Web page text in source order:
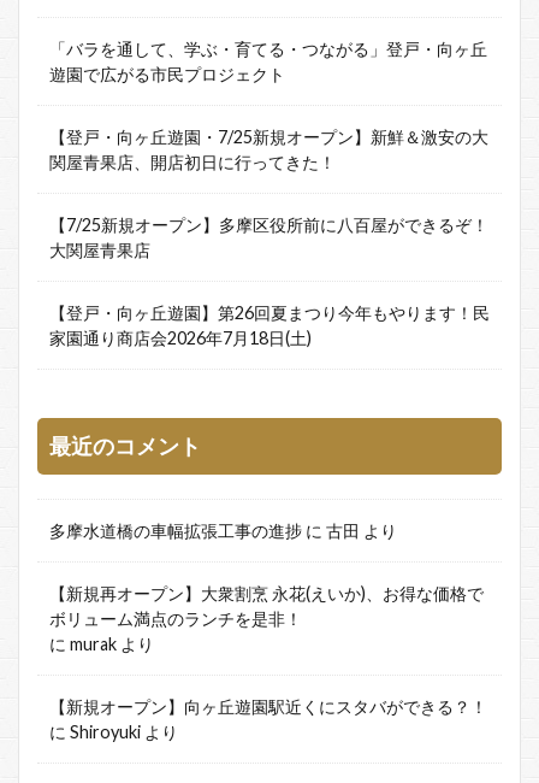
「バラを通して、学ぶ・育てる・つながる」登戸・向ヶ丘
遊園で広がる市民プロジェクト
【登戸・向ヶ丘遊園・7/25新規オープン】新鮮＆激安の大
関屋青果店、開店初日に行ってきた！
【7/25新規オープン】多摩区役所前に八百屋ができるぞ！
大関屋青果店
【登戸・向ヶ丘遊園】第26回夏まつり今年もやります！民
家園通り商店会2026年7月18日(土)
最近のコメント
多摩水道橋の車幅拡張工事の進捗 に 古田 より
【新規再オープン】大衆割烹 永花(えいか)、お得な価格で
ボリューム満点のランチを是非！
に murak より
【新規オープン】向ヶ丘遊園駅近くにスタバができる？！
に Shiroyuki より